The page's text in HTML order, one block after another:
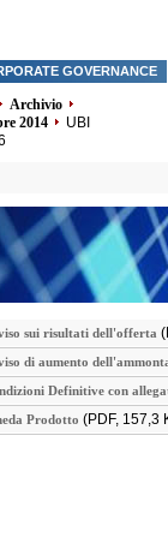
GOVERNANCE
Archivio
2014
UBI
sui risultati dell'offerta
di aumento
Definitive con
Prodotto (PDF, 157,3